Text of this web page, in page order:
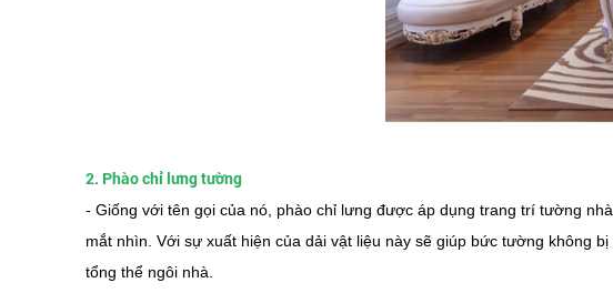
2. Phào chỉ lưng tường
- Giống với tên gọi của nó, phào chỉ lưng được áp dụng trang trí tường
mắt nhìn. Với sự xuất hiện của dải vật liệu này sẽ giúp bức tường không
tổng thể ngôi nhà.